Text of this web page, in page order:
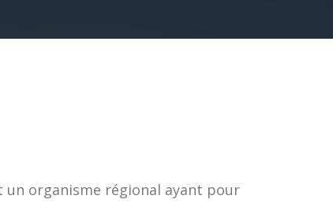
un organisme régional ayant pour